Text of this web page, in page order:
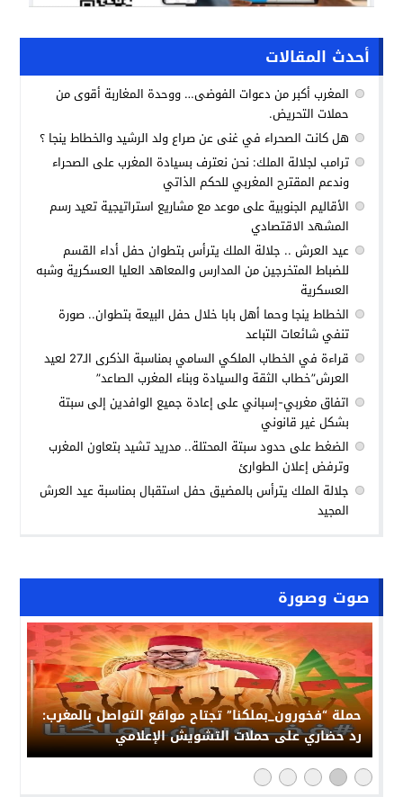
صوت وصورة
حملة “فخورون_بملكنا” تجتاح مواقع التواصل بالمغرب:
رد حضاري على حملات التشويش الإعلامي
أحدث المقالات
المغرب أكبر من دعوات الفوضى… ووحدة المغاربة أقوى من
حملات التحريض.
هل كانت الصحراء في غنى عن صراع ولد الرشيد والخطاط ينجا ؟
ترامب لجلالة الملك: نحن نعترف بسيادة المغرب على الصحراء
وندعم المقترح المغربي للحكم الذاتي
الأقاليم الجنوبية على موعد مع مشاريع استراتيجية تعيد رسم
المشهد الاقتصادي
عيد العرش .. جلالة الملك يترأس بتطوان حفل أداء القسم
للضباط المتخرجين من المدارس والمعاهد العليا العسكرية وشبه
العسكرية
الخطاط ينجا وحما أهل بابا خلال حفل البيعة بتطوان.. صورة
تنفي شائعات التباعد
قراءة في الخطاب الملكي السامي بمناسبة الذكرى الـ27 لعيد
العرش”خطاب الثقة والسيادة وبناء المغرب الصاعد”
اتفاق مغربي-إسباني على إعادة جميع الوافدين إلى سبتة
بشكل غير قانوني
الضغط على حدود سبتة المحتلة.. مدريد تشيد بتعاون المغرب
وترفض إعلان الطوارئ
جلالة الملك يترأس بالمضيق حفل استقبال بمناسبة عيد العرش
المجيد